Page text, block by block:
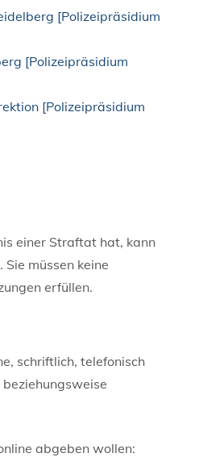
[Polizeipräsidium
[Polizeipräsidium
[Polizeipräsidium
einer Straftat hat, kann
müssen keine
erfüllen.
schriftlich, telefonisch
abgeben wollen: